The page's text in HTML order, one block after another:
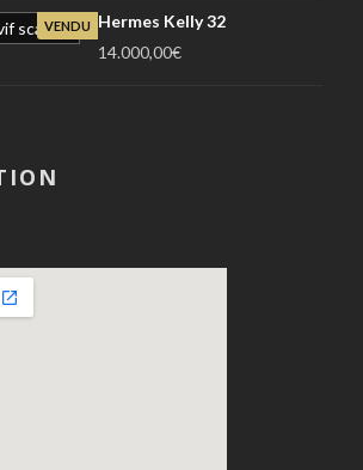
VENDU
Hermes Kelly 32
14.000,00€